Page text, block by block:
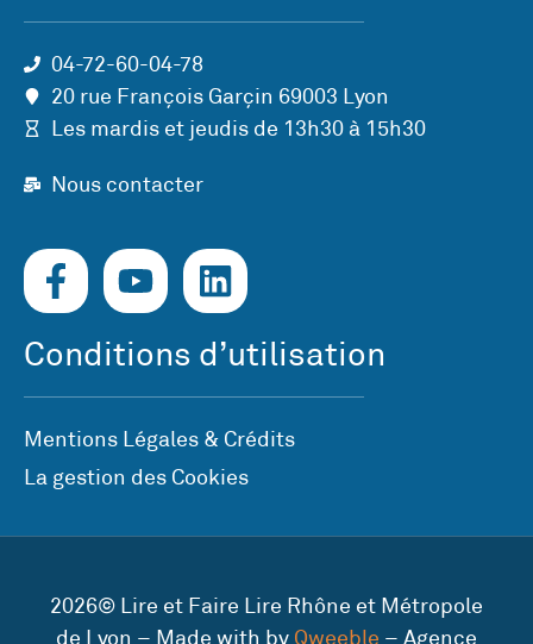
04-72-60-04-78
20 rue François Garçin 69003 Lyon
Les mardis et jeudis de 13h30 à 15h30
Nous contacter
Conditions d’utilisation
Mentions Légales & Crédits
La gestion des Cookies
2026© Lire et Faire Lire Rhône et Métropole
de Lyon – Made with by Qweeble – Agence